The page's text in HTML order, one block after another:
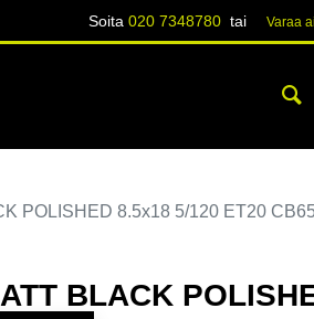
Soita 020 7348780tai Varaa
POLISHED 8.5x18 5/120 ET20
BLACK